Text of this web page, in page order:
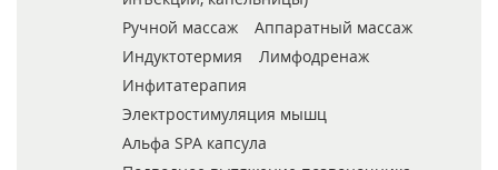
Ручной массаж
Аппаратный массаж
Индуктотермия
Лимфодренаж
Инфитатерапия
Электростимуляция мышц
Альфа SPA капсула